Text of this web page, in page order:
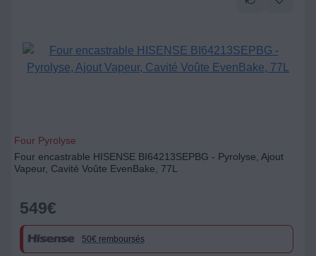
Four Pyrolyse
Four encastrable HISENSE BI64213SEPBG - Pyrolyse, Ajout
Vapeur, Cavité Voûte EvenBake, 77L
549€
50€ remboursés